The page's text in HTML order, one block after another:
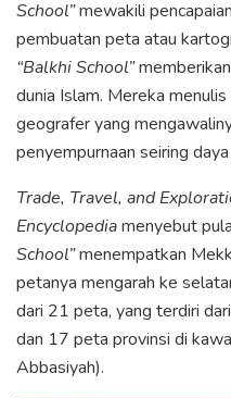
School”mewakili
pembuatan peta atau
“Balkhi School”
dunia Islam. Mereka
geografer yang
penyempurnaan seiring
Trade, Travel, and
Encyclopediamenyebut
School”menempatkan
petanya mengarah ke
dari 21 peta, yang terdiri
dan 17 peta provinsi di
Abbasiyah).